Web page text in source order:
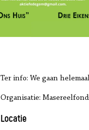
Ter info: We gaan
Organisatie:
Locatie